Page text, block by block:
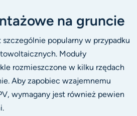
na gruncie
popularny w przypadku
Moduły
rozmieszczone w kilku rzędach
Aby zapobiec wzajemnemu
wymagany jest również pewien